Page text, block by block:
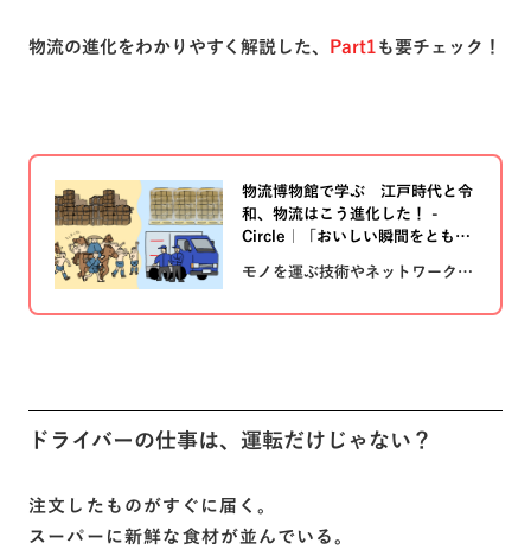
物流の進化をわかりやすく解説した、 Part1 も要チェック！
物流博物館で学ぶ 江戸時代と令
和、物流はこう進化した！ -
Circle｜「おいしい瞬間をともに
モノを運ぶ技術やネットワーク
どん進化しています。物流の進化
ドライバーの仕事は、運転だけじゃない？
注文したものがすぐに届く。
スーパーに新鮮な食材が並んでいる。